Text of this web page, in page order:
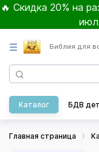
🔥 Скидка 20% на
☰ Библия для
Каталог БДВ
Главная страница